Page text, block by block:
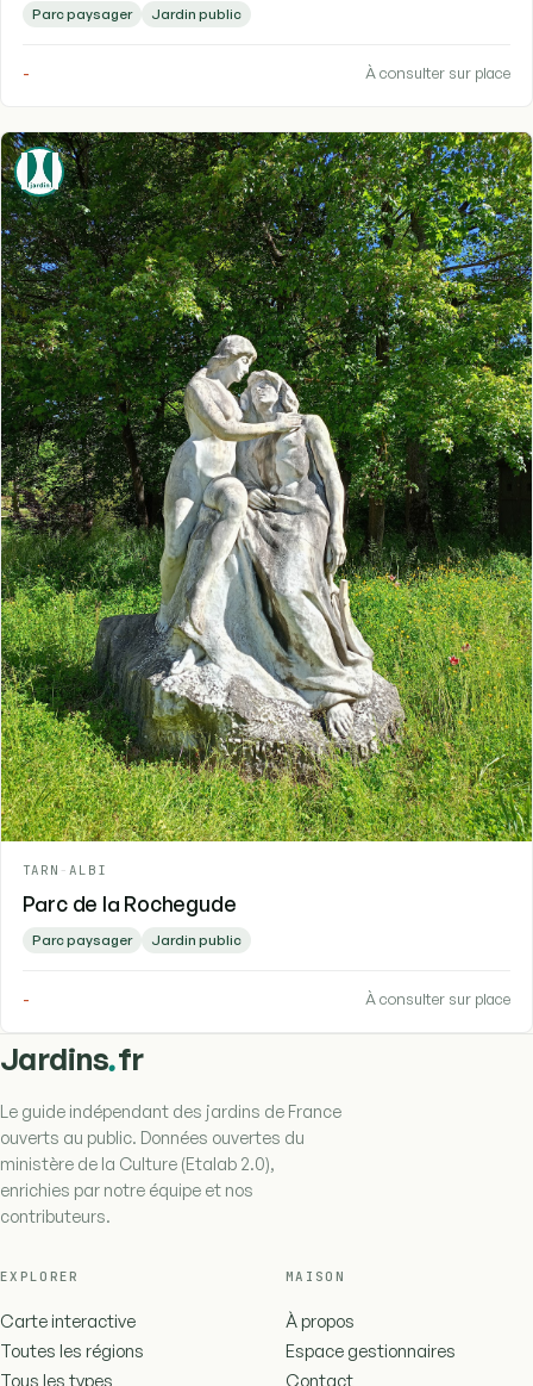
Parc paysager Jardin public
- À consulter sur place
TARN - ALBI
Parc de la Rochegude
Parc paysager Jardin public
- À consulter sur place
Jardins.fr
Le guide indépendant des jardins de France
ouverts au public. Données ouvertes du
ministère de la Culture (Etalab 2.0),
enrichies par notre équipe et nos
contributeurs.
EXPLORER
Carte interactive
Toutes les régions
Tous les types
MAISON
À propos
Espace gestionnaires
Contact